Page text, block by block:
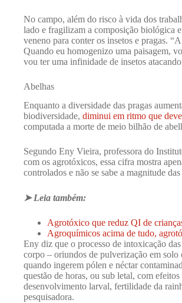
No campo, além do risco à vida dos
lado e fragilizam a composição biológica
veneno para conter os insetos e pragas.
Quando eu homogenizo uma paisagem,
vou ter uma infinidade de insetos
Abelhas
Enquanto a diversidade das pragas
biodiversidade, diminui em ritmo que
computada a morte de meio bilhão de
Segundo Eny Vieira, professora do
com os agrotóxicos, essa cifra mostra
controlados e não se sabe a magnitude
➤ Leia também:
Agrotóxico que reduz QI de
Agroquímicos acima de tudo,
Eny diz que o processo de intoxicação
corpo – oriundos de pulverização em solo
quando ingerem pólen e néctar
questão de horas, ou sub letal, com
desenvolvimento larval, fertilidade da
pesquisadora.